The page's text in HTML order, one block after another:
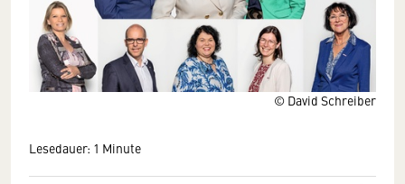
© David Schreiber
Lesedauer: 1 Minute